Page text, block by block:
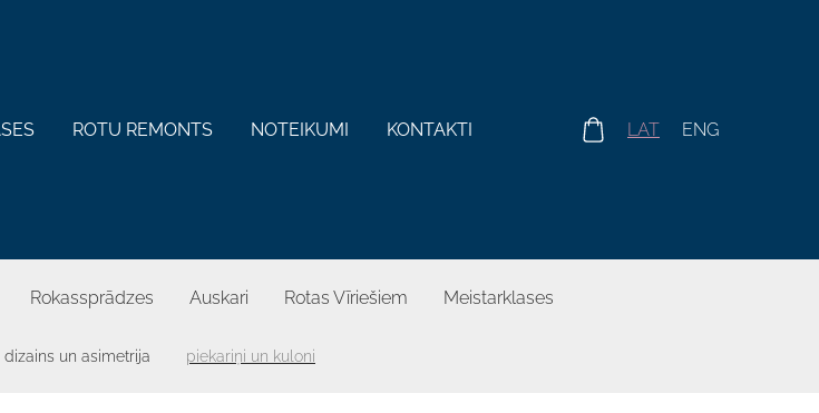
ROTU REMONTS NOTEIKUMI KONTAKTI LAT ENG
Rokassprādzes Auskari Rotas Vīriešiem Meistarklases
dizains un asimetrija piekariņi un kuloni